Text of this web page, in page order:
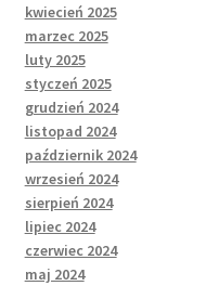
kwiecień 2025
marzec 2025
luty 2025
styczeń 2025
grudzień 2024
listopad 2024
październik 2024
wrzesień 2024
sierpień 2024
lipiec 2024
czerwiec 2024
maj 2024